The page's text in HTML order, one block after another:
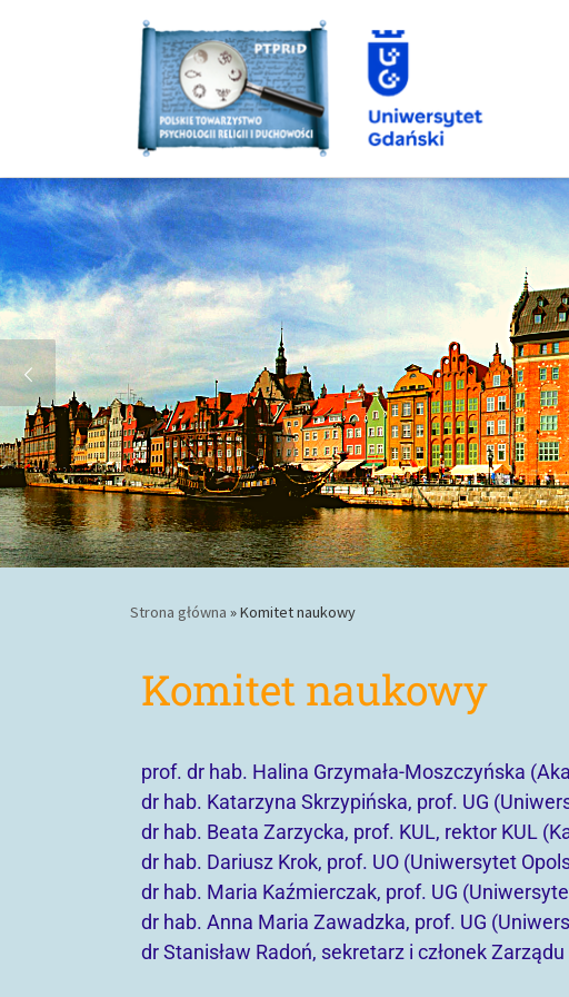
Przejdź do treści
Strona główna »Komitet naukowy
Komitet naukowy
prof. dr hab. Halina Grzymała-Moszczyńska
dr hab. Katarzyna Skrzypińska, prof. UG
dr hab. Beata Zarzycka, prof. KUL, rektor KUL
dr hab. Dariusz Krok, prof. UO (Uniwersytet
dr hab. Maria Kaźmierczak, prof. UG
dr hab. Anna Maria Zawadzka, prof. UG
dr Stanisław Radoń, sekretarz i członek